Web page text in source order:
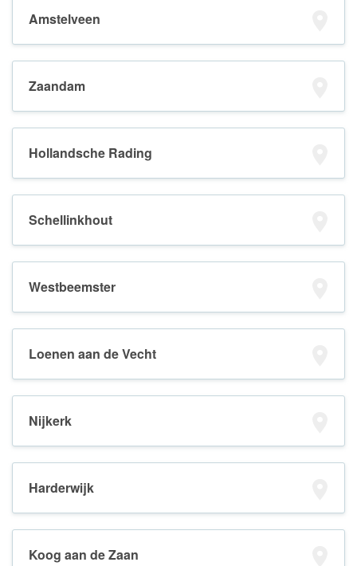
Amstelveen
Zaandam
Hollandsche Rading
Schellinkhout
Westbeemster
Loenen aan de Vecht
Nijkerk
Harderwijk
Koog aan de Zaan